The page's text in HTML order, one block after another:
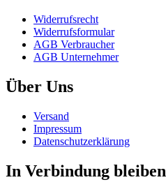
Widerrufs­recht
Widerrufs­formular
AGB Verbraucher
AGB Unternehmer
Über Uns
Versand
Impressum
Daten­schutz­erklärung
In Verbindung bleiben